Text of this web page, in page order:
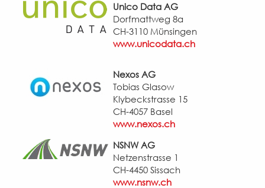
Unico Data AG
Dorfmattweg 8a
CH-3110 Münsingen
www.unicodata.ch
Nexos AG
Tobias Glasow
Klybeckstrasse 15
CH-4057 Basel
www.nexos.ch
NSNW AG
Netzenstrasse 1
CH-4450 Sissach
www.nsnw.ch